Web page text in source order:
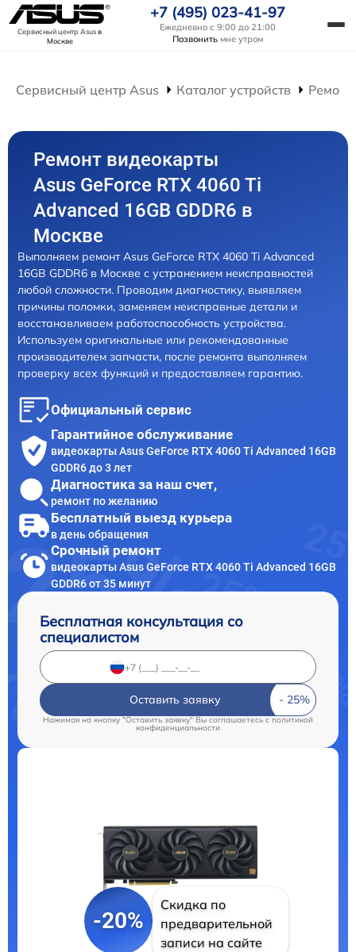
Сервисный центр Asusв
Москве
+7 (495) 023-41-97
Ежедневно с 9:00 до 21:00
Позвонить мне утром
Сервисный центр Asus Каталог устройств
Ремонт видеокарты
Asus GeForce RTX 4060 Ti
Advanced 16GB GDDR6 в
Москве
Выполняем ремонт Asus GeForce RTX 4060 Ti Advanced
16GB GDDR6 в Москве с устранением неисправностей
любой сложности. Проводим диагностику, выявляем
причины поломки, заменяем неисправные детали и
восстанавливаем работоспособность устройства.
Используем оригинальные или рекомендованные
производителем запчасти, после ремонта выполняем
проверку всех функций и предоставляем гарантию.
Официальный сервис
Гарантийное обслуживание
видеокарты Asus GeForce RTX 4060 Ti Advanced 16GB
GDDR6 до 3 лет
Диагностика за наш счет,
ремонт по желанию
Бесплатный выезд курьера
в день обращения
Срочный ремонт
видеокарты Asus GeForce RTX 4060 Ti Advanced 16GB
GDDR6 от 35 минут
Бесплатная консультация со
специалистом
Оставить заявку
Нажимая на кнопку "Оставить заявку" Вы соглашаетесь c политикой
конфиденциальности
-20%
Скидка по
предварительной
записи на сайте